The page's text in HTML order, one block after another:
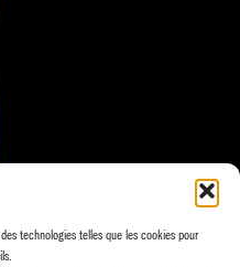
technologies telles que les cookies pour